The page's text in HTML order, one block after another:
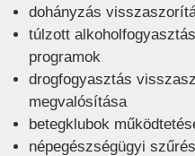
dohányzás
túlzott
programok
drogfogyasztás
megvalósítása
betegklubok
népegészségügyi